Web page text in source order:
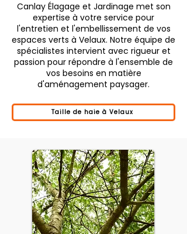
Canlay Élagage et Jardinage met son
expertise à votre service pour
l'entretien et l'embellissement de vos
espaces verts à Velaux. Notre équipe de
spécialistes intervient avec rigueur et
passion pour répondre à l'ensemble de
vos besoins en matière
d'aménagement paysager.
Taille de haie à Velaux